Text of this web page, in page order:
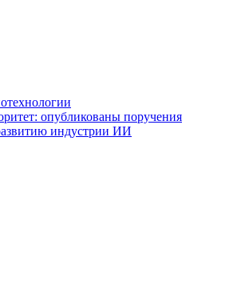
опубликованы поручения
индустрии ИИ